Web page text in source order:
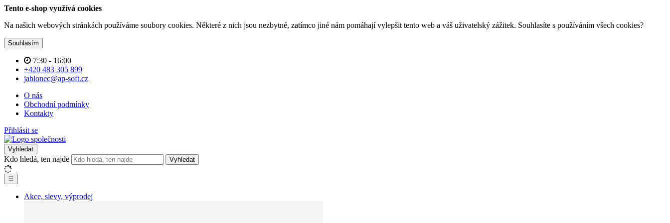
Tento e-shop využívá cookies
Na našich webových stránkách používáme soubory cookies. Některé z nich jsou nezbytné, zatímco jiné nám pomáhají vylepšit tento web a váš uživatelský zážitek. Souhlasíte s používáním všech cookies?
Souhlasím
7:30 - 16:00
+420 483 305 899
jablonec@ap-soft.cz
O nás
Obchodní podmínky
Kontakty
Přihlásit se
Vyhledat
Kdo hledá, ten najde Vyhledat
☰
Akce, slevy, výprodej